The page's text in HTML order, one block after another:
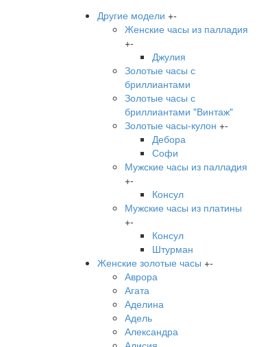
Другие модели +-
Женские часы из палладия
+-
Джулия
Золотые часы с
бриллиантами
Золотые часы с
бриллиантами "Винтаж"
Золотые часы-кулон +-
Дебора
Софи
Мужские часы из палладия
+-
Консул
Мужские часы из платины
+-
Консул
Штурман
Женские золотые часы +-
Аврора
Агата
Аделина
Адель
Александра